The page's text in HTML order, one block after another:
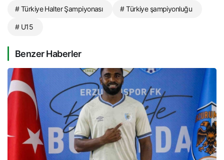
# Türkiye Halter Şampiyonası # Türkiye şampiyonluğu
# U15
Benzer Haberler